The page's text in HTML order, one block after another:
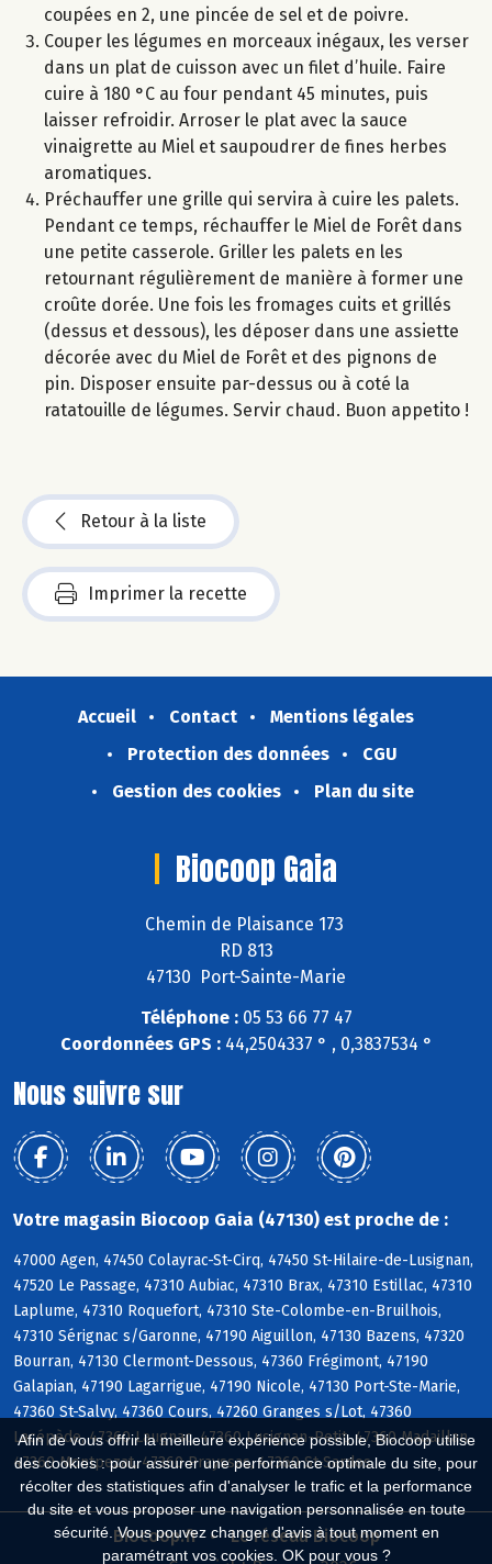
Afin de vous offrir la meilleure expérience possible, Biocoop utilise
des cookies : pour assurer une performance optimale du site, pour
récolter des statistiques afin d'analyser le trafic et la performance
du site et vous proposer une navigation personnalisée en toute
sécurité. Vous pouvez changer d'avis à tout moment en
paramétrant vos cookies. OK pour vous ?
coupées en 2, une pincée de sel et de poivre.
Couper les légumes en morceaux inégaux, les verser
dans un plat de cuisson avec un filet d’huile. Faire
cuire à 180 °C au four pendant 45 minutes, puis
laisser refroidir. Arroser le plat avec la sauce
vinaigrette au Miel et saupoudrer de fines herbes
aromatiques.
Préchauffer une grille qui servira à cuire les palets.
Pendant ce temps, réchauffer le Miel de Forêt dans
une petite casserole. Griller les palets en les
retournant régulièrement de manière à former une
croûte dorée. Une fois les fromages cuits et grillés
(dessus et dessous), les déposer dans une assiette
décorée avec du Miel de Forêt et des pignons de
pin. Disposer ensuite par-dessus ou à coté la
ratatouille de légumes. Servir chaud. Buon appetito !
Retour à la liste
Imprimer la recette
Accueil Contact
Mentions légales
Protection des données
CGU
Gestion des cookies
Plan du site
Biocoop Gaia
Chemin de Plaisance 173
RD 813
47130 Port-Sainte-Marie
Téléphone :05 53 66 77 47
Coordonnées GPS :44,2504337 ° , 0,3837534 °
Nous suivre sur
Votre magasin Biocoop Gaia (47130) est proche de :
47000 Agen, 47450 Colayrac-St-Cirq, 47450 St-Hilaire-de-Lusignan,
47520 Le Passage, 47310 Aubiac, 47310 Brax, 47310 Estillac, 47310
Laplume, 47310 Roquefort, 47310 Ste-Colombe-en-Bruilhois,
47310 Sérignac s/Garonne, 47190 Aiguillon, 47130 Bazens, 47320
Bourran, 47130 Clermont-Dessous, 47360 Frégimont, 47190
Galapian, 47190 Lagarrigue, 47190 Nicole, 47130 Port-Ste-Marie,
47360 St-Salvy, 47360 Cours, 47260 Granges s/Lot, 47360
Lacépède, 47360 Laugnac, 47360 Lusignan-Petit, 47360 Madaillan,
47360 Montpezat, 47360 Prayssas, 47360 St-Sardos
Biocoop.fr
Le réseau Biocoop